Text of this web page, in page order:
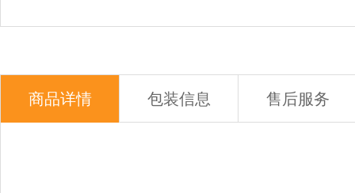
商品详情 包装信息 售后服务